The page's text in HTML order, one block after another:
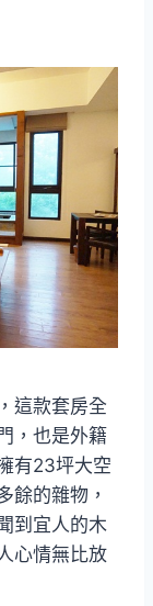
這款套房全
，也是外籍
有23坪大空
餘的雜物，
到宜人的木
心情無比放